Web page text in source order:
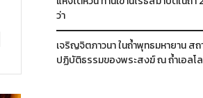
ว่า
เจริญจิตภาวนา ในถ้ำพุทธมหายาน สถ
ปฏิบัติธรรมของพระสงฆ์ ณ ถ้ำเอลโ